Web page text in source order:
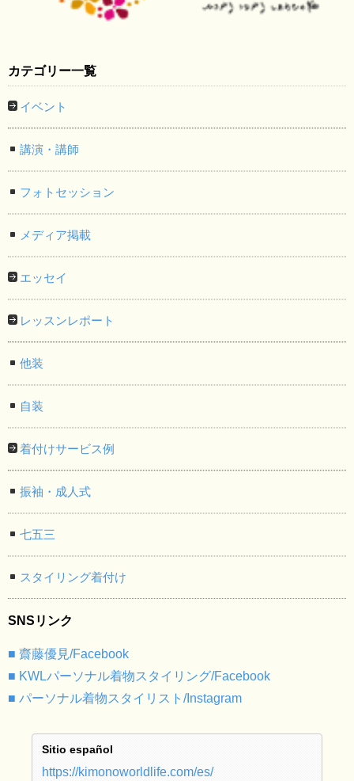
カテゴリー一覧
イベント
講演・講師
フォトセッション
メディア掲載
エッセイ
レッスンレポート
他装
自装
着付けサービス例
振袖・成人式
七五三
スタイリング着付け
SNSリンク
■ 齋藤優見/Facebook
■ KWLパーソナル着物スタイリング/Facebook
■ パーソナル着物スタイリスト/Instagram
Sitio español
https://kimonoworldlife.com/es/